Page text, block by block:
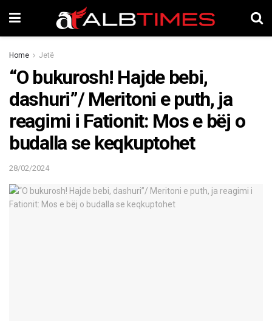
Home Jetë
“O bukurosh! Hajde bebi,
dashuri”/ Meritoni e puth, ja
reagimi i Fationit: Mos e bëj o
budalla se keqkuptohet
28/02/2024